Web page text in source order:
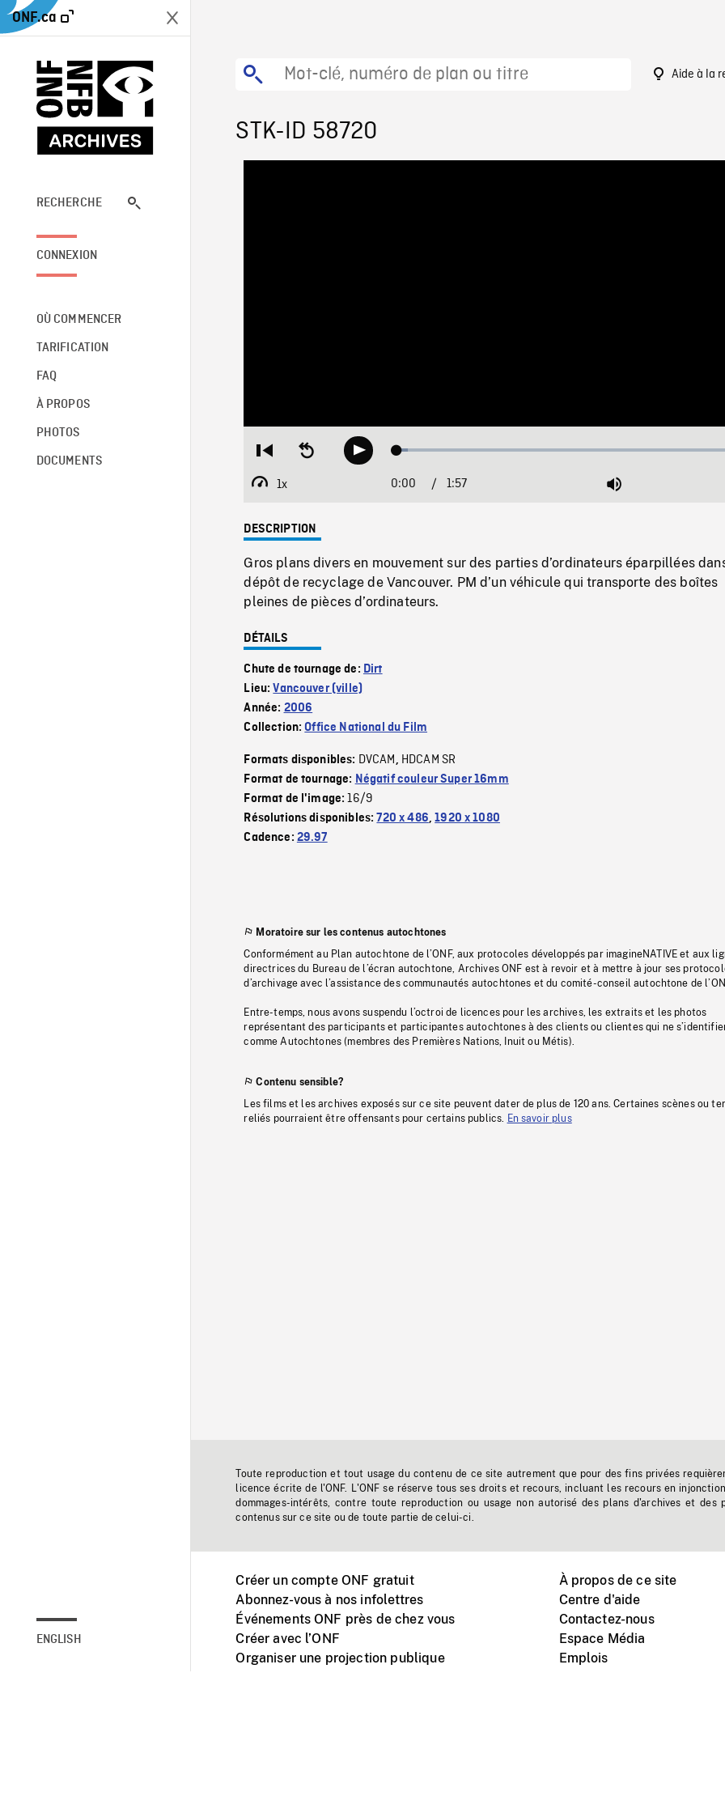
ONF.ca
RECHERCHE
CONNEXION
OÙ COMMENCER
TARIFICATION
FAQ
À PROPOS
PHOTOS
DOCUMENTS
ENGLISH
Aide à la
STK-ID 58720
Restart
beginning
Seek
backwardPlay Loaded:
1x
Playback
Current
0:00 / 1:57 Mute
DESCRIPTION
Gros plans divers en mouvement sur des parties d’ordinateurs éparpillées
dépôt de recyclage de Vancouver. PM d’un véhicule qui transporte des boîtes
pleines de pièces d’ordinateurs.
DÉTAILS
Chute de tournage de: Dirt
Lieu:Vancouver (ville)
Année: 2006
Collection:Office National du Film
Formats disponibles: DVCAM, HDCAM SR
Format de tournage: Négatif couleur Super 16mm
Format de l'image:16/9
Résolutions disponibles:720 x 486,1920 x 1080
Cadence: 29.97
Moratoire sur les contenus autochtones
Conformément au Plan autochtone de l’ONF, aux protocoles développés par imagineNATIVE et aux
directrices du Bureau de l’écran autochtone, Archives ONF est à revoir et à mettre à jour ses
d’archivage avec l’assistance des communautés autochtones et du comité-conseil autochtone de
Entre-temps, nous avons suspendu l’octroi de licences pour les archives, les extraits et les photos
représentant des participants et participantes autochtones à des clients ou clientes qui ne
comme Autochtones (membres des Premières Nations, Inuit ou Métis).
Contenu sensible?
Les films et les archives exposés sur ce site peuvent dater de plus de 120 ans. Certaines scènes ou
reliés pourraient être offensants pour certains publics.
En savoir plus
Toute reproduction et tout usage du contenu de ce site autrement que pour des fins privées
licence écrite de l'ONF. L'ONF se réserve tous ses droits et recours, incluant les recours en
dommages-intérêts, contre toute reproduction ou usage non autorisé des plans d'archives et des
contenus sur ce site ou de toute partie de celui-ci.
Créer un compte ONF gratuit
Abonnez-vous à nos infolettres
Événements ONF près de chez vous
Créer avec l’ONF
Organiser une projection publique
À propos de ce site
Centre d'aide
Contactez-nous
Espace Média
Emplois